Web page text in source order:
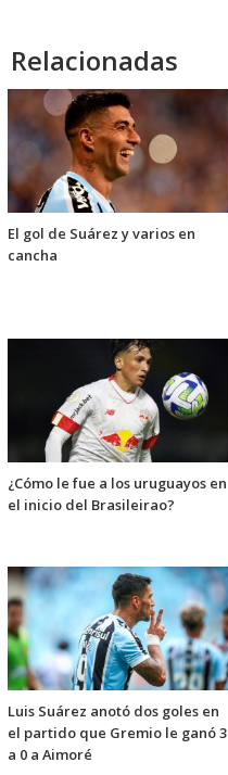
Relacionadas
El gol de Suárez y varios en
cancha
¿Cómo le fue a los uruguayos en
el inicio del Brasileirao?
Luis Suárez anotó dos goles en
el partido que Gremio le ganó 3
a 0 a Aimoré